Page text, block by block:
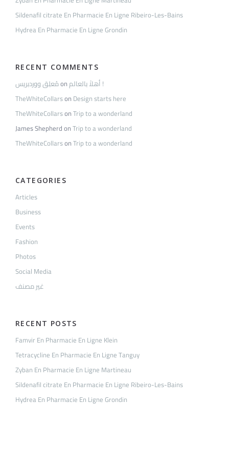
Sildenafil citrate En Pharmacie En Ligne Ribeiro-Les-Bains
Hydrea En Pharmacie En Ligne Grondin
RECENT COMMENTS
مُعلِق ووردبريسon
أهلاً بالعالم !
TheWhiteCollarson Design starts here
TheWhiteCollarsonTrip to a wonderland
James ShepherdonTrip to a wonderland
TheWhiteCollarsonTrip to a wonderland
CATEGORIES
Articles
Business
Events
Fashion
Photos
Social Media
غير مصنف
RECENT POSTS
Famvir En Pharmacie En Ligne Klein
Tetracycline En Pharmacie En Ligne Tanguy
Zyban En Pharmacie En Ligne Martineau
Sildenafil citrate En Pharmacie En Ligne Ribeiro-Les-Bains
Hydrea En Pharmacie En Ligne Grondin